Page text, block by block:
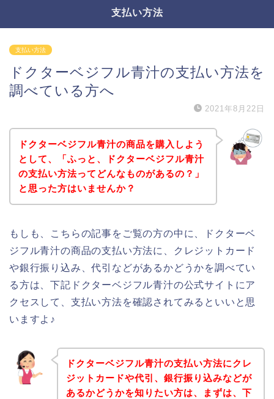
支払い方法
支払い方法
ドクターベジフル青汁の支払い方法を
調べている方へ
2021年8月22日
ドクターベジフル青汁の商品を購入しよう
として、「ふっと、ドクターベジフル青汁
の支払い方法ってどんなものがあるの？」
と思った方はいませんか？
もしも、こちらの記事をご覧の方の中に、ドクターベ
ジフル青汁の商品の支払い方法に、クレジットカード
や銀行振り込み、代引などがあるかどうかを調べてい
る方は、下記ドクターベジフル青汁の公式サイトにア
クセスして、支払い方法を確認されてみるといいと思
いますよ♪
ドクターベジフル青汁の支払い方法にクレ
ジットカードや代引、銀行振り込みなどが
あるかどうかを知りたい方は、まずは、下